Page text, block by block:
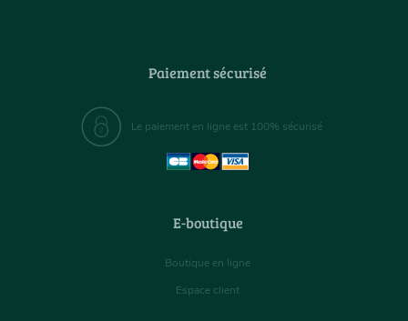
Paiement sécurisé
Le paiement en ligne est 100% sécurisé
E-boutique
Boutique en ligne
Espace client